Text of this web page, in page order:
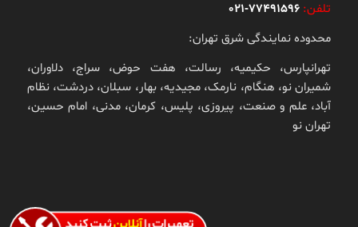
تلفن: 77491596-021
محدوده نمایندگی شرق تهران:
تهرانپارس، حکیمیه، رسالت، هفت حوض، سراج، دلاوران،
شمیران نو، هنگام، نارمک، مجیدیه، بهار، سبلان، دردشت، نظام
آباد، علم و صنعت، پیروزی، پلیس، کرمان، مدنی، امام حسین،
تهران نو